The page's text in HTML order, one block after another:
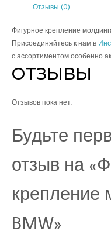
Отзывы (0)
Фигурное крепление
Присоединяйтесь к нам в
с ассортиментом особенно
ОТЗЫВЫ
Отзывов пока нет.
Будьте
отзыв на
крепление
BMW»